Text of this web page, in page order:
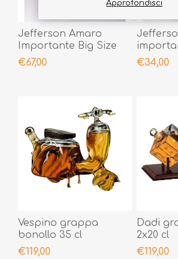
Jefferson Amaro
Importante Big Size
legno 1,5 lt
€67,00
€34,00
Vespino grappa
bonollo 35 cl
€119,00
Dadi
2x20 cl
€119,00
Approfondisci